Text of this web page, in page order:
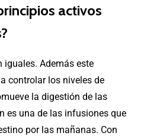
activos
iguales. Además este
controlar los niveles de
la digestión de las
es una de las infusiones que
por las mañanas. Con